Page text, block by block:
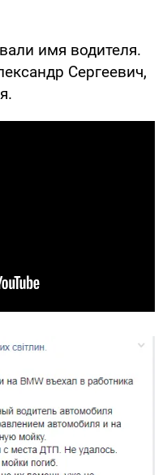
имя водителя.
Сергеевич,